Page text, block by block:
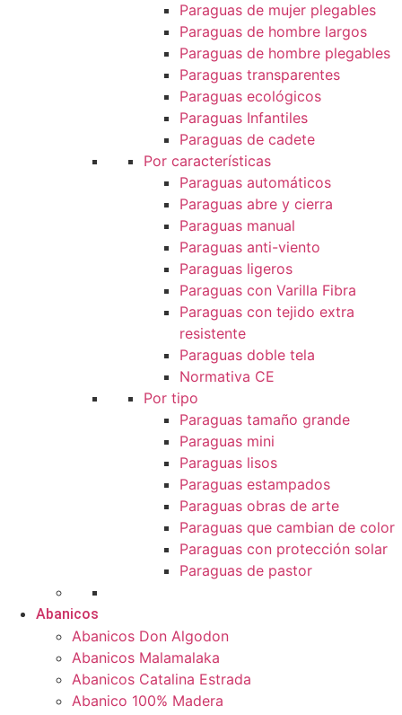
Paraguas de mujer plegables
Paraguas de hombre largos
Paraguas de hombre plegables
Paraguas transparentes
Paraguas ecológicos
Paraguas Infantiles
Paraguas de cadete
Por características
Paraguas automáticos
Paraguas abre y cierra
Paraguas manual
Paraguas anti-viento
Paraguas ligeros
Paraguas con Varilla Fibra
Paraguas con tejido extra
resistente
Paraguas doble tela
Normativa CE
Por tipo
Paraguas tamaño grande
Paraguas mini
Paraguas lisos
Paraguas estampados
Paraguas obras de arte
Paraguas que cambian de color
Paraguas con protección solar
Paraguas de pastor
Abanicos
Abanicos Don Algodon
Abanicos Malamalaka
Abanicos Catalina Estrada
Abanico 100% Madera